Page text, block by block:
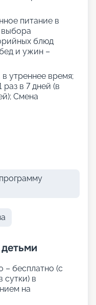
питание в
блюд
и ужин –
утреннее время;
в 7 дней (в
Смена
– бесплатно (с
сутки) в
на